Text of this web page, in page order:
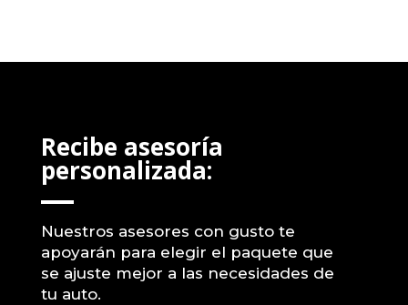
Recibe asesoría
personalizada:
Nuestros asesores con gusto te
apoyarán para elegir el paquete que
se ajuste mejor a las necesidades de
tu auto.